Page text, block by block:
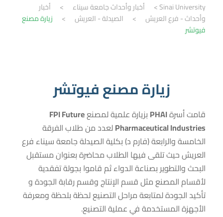
Sinai University
> أخبار وأحداث جامعة سيناء >
أخبار
وأحداث - فرع العريش
> الصيدلة - العريش >
زيارة مصنع
فيوتشر
زيارة مصنع فيوتشر
قامت أسرةPHAI بزيارة علمية لمصنعFPI Future
Pharmaceutical Industriesلعدد من طلاب الفرقة
الخامسة والرابعة (فارم د) بكلية الصيدلة جامعة سيناء فرع
العريش حيث تلقى فيها الطلاب محاضرة بعنوان مستقبل
البحث والتطوير بصناعة الدواء ثم قاموا بجولة تفقدية
لأقسام المصنع مثل قسم الإنتاج وقسم رقابة الجودة و
تأكيد الجودة لمتابعة مراحل التصنيع لحظة بلحظة ومعرفة
الأجهزة المستخدمة في عملية التصنيع.